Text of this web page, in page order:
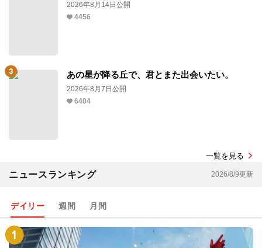
2026年8月14日公開
4456
あの星が降る丘で、君とまた出会いたい。
2026年8月7日公開
6404
一覧を見る
ニュースランキング 2026/8/9更新
デイリー 週間 月間